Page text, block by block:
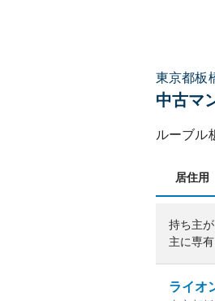
東京都板
中古マ
ルーブル
居住用
持ち主
主に専
ライオ